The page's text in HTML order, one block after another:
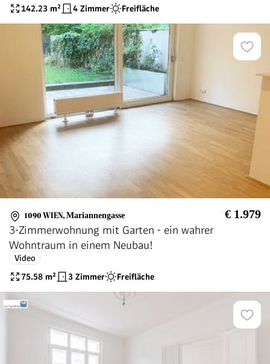
142.23 m² 4 Zimmer Freifläche
1090 WIEN, Mariannengasse € 1.979
3-Zimmerwohnung mit Garten - ein wahrer
Wohntraum in einem Neubau!
Video
75.58 m² 3 Zimmer Freifläche